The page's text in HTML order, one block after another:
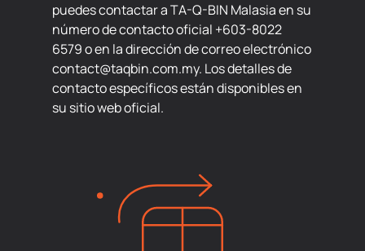
puedes contactar a TA-Q-BIN Malasia en su
número de contacto oficial +603-8022
6579 o en la dirección de correo electrónico
contact@taqbin.com.my. Los detalles de
contacto específicos están disponibles en
su sitio web oficial.